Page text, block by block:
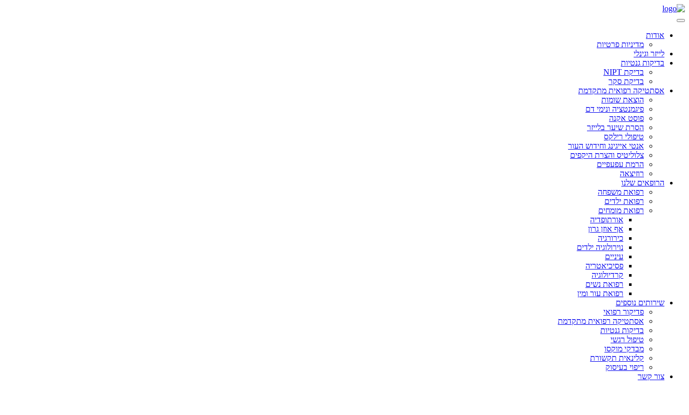
אודות
מדיניות פרטיות
לייזר וגינלי
בדיקות גנטיות
בדיקת NIPT
בדיקת סקר
אסתטיקה רפואית מתקדמת
הוצאת שומות
פיגמנטציה ונימי דם
פוסט אקנה
הסרת שיער בלייזר
טיפולי רילקס
אנטי אייגינג וחידוש העור
צלוליטיס והצרת היקפים
הרמת עפעפיים
רוזיצאה
הרופאים שלנו
רפואת משפחה
רפואת ילדים
רפואת מומחים
אורתופדיה
אף אוזן גרון
כירורגיה
נוירולוגיה ילדים
עיניים
פסיכיאטריה
קרדיולוגיה
רפואת נשים
רפואת עור ומין
שירותים נוספים
פדיקור רפואי
אסתטיקה רפואית מתקדמת
בדיקות גנטיות
טיפול רגשי
מבדקי מוקסו
קלינאית תקשורת
ריפוי בעיסוק
צור קשר